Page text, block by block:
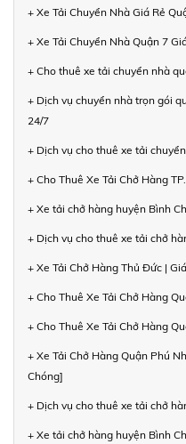
+ Xe Tải Chuyển Nhà Giá Rẻ
+ Xe Tải Chuyển Nhà Quận 7
+ Cho thuê xe tải chuyển nhà
+ Dịch vụ chuyển nhà trọn gói
24/7
+ Dịch vụ cho thuê xe tải
+ Cho Thuê Xe Tải Chở Hàng
+ Xe tải chở hàng huyện Bình
+ Dịch vụ cho thuê xe tải chở
+ Xe Tải Chở Hàng Thủ Đức |
+ Cho Thuê Xe Tải Chở Hàng
+ Cho Thuê Xe Tải Chở Hàng
+ Xe Tải Chở Hàng Quận Phú
Chóng]
+ Dịch vụ cho thuê xe tải chở
+ Xe tải chở hàng huyện Bình